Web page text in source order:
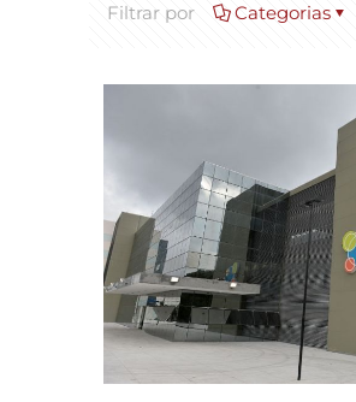
Filtrar por Categorias